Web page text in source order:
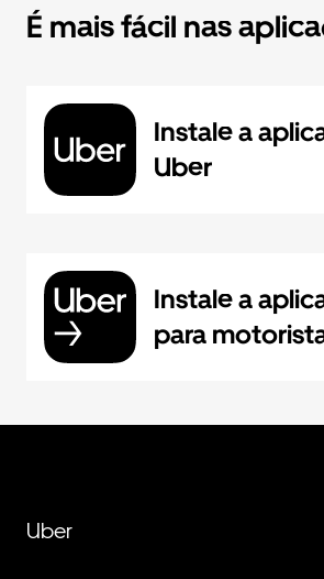
É mais fácil nas
Instale a
Uber
Instale a
para
Uber